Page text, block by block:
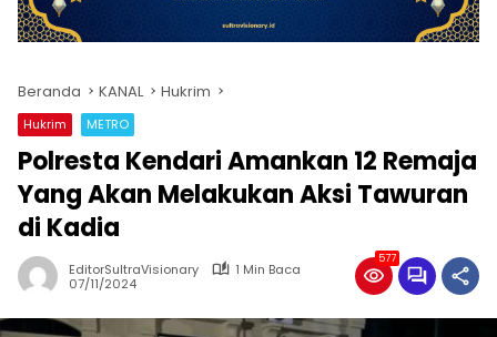
Beranda KANAL Hukrim
Hukrim METRO
Polresta Kendari Amankan 12 Remaja
Yang Akan Melakukan Aksi Tawuran
di Kadia
EditorSultraVisionary
1 Min Baca
07/11/2024
577